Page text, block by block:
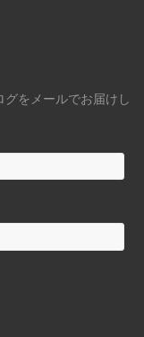
をメールでお届けし